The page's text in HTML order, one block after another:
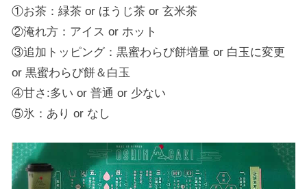
①お茶：緑茶 or ほうじ茶 or 玄米茶
②淹れ方：アイス or ホット
③追加トッピング：黒蜜わらび餅増量 or 白玉に変更
or 黒蜜わらび餅＆白玉
④甘さ:多い or 普通 or 少ない
⑤氷：あり or なし